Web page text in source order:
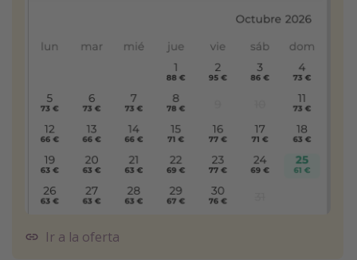
Ir a la oferta